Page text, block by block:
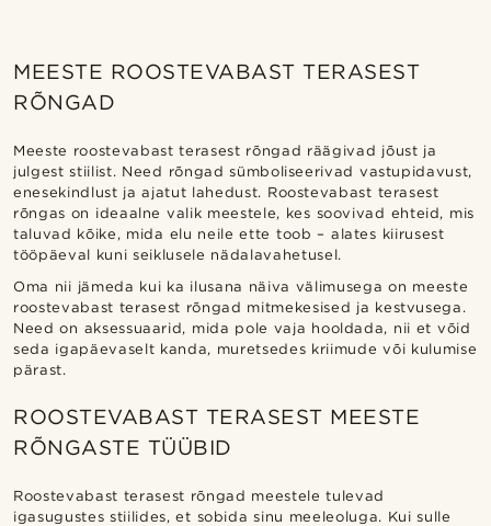
MEESTE ROOSTEVABAST TERASEST
RÕNGAD
Meeste roostevabast terasest rõngad räägivad jõust ja
julgest stiilist. Need rõngad sümboliseerivad vastupidavust,
enesekindlust ja ajatut lahedust. Roostevabast terasest
rõngas on ideaalne valik meestele, kes soovivad ehteid, mis
taluvad kõike, mida elu neile ette toob – alates kiirusest
tööpäeval kuni seiklusele nädalavahetusel.
Oma nii jämeda kui ka ilusana näiva välimusega on meeste
roostevabast terasest rõngad mitmekesised ja kestvusega.
Need on aksessuaarid, mida pole vaja hooldada, nii et võid
seda igapäevaselt kanda, muretsedes kriimude või kulumise
pärast.
ROOSTEVABAST TERASEST MEESTE
RÕNGASTE TÜÜBID
Roostevabast terasest rõngad meestele tulevad
igasugustes stiilides, et sobida sinu meeleoluga. Kui sulle